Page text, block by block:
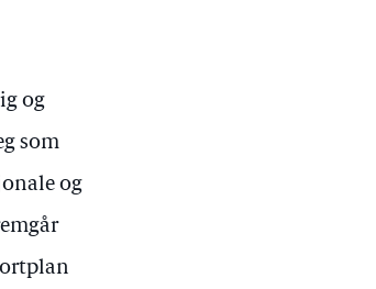
og
som
og